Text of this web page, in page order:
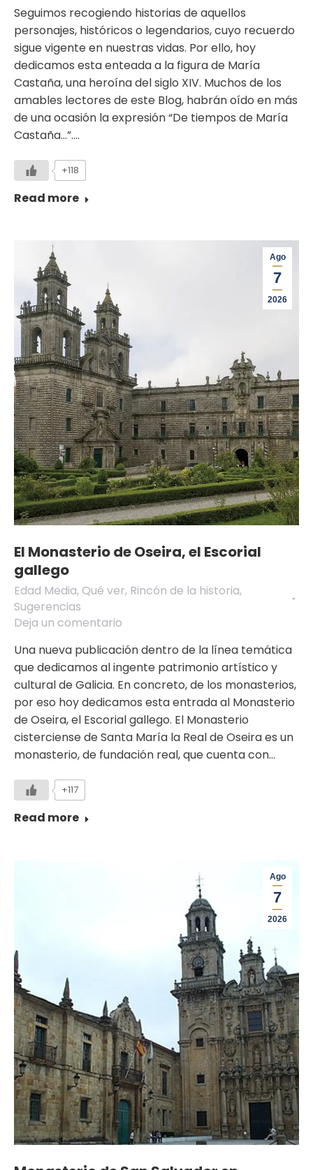
Seguimos recogiendo historias de aquellos
personajes, históricos o legendarios, cuyo recuerdo
sigue vigente en nuestras vidas. Por ello, hoy
dedicamos esta enteada a la figura de María
Castaña, una heroína del siglo XIV. Muchos de los
amables lectores de este Blog, habrán oído en más
de una ocasión la expresión “De tiempos de María
Castaña…”.…
+118
Read more
Ago
7
2026
El Monasterio de Oseira, el Escorial
gallego
Edad Media, Qué ver, Rincón de la historia,
Sugerencias
Deja un comentario
Una nueva publicación dentro de la línea temática
que dedicamos al ingente patrimonio artístico y
cultural de Galicia. En concreto, de los monasterios,
por eso hoy dedicamos esta entrada al Monasterio
de Oseira, el Escorial gallego. El Monasterio
cisterciense de Santa María la Real de Oseira es un
monasterio, de fundación real, que cuenta con…
+117
Read more
Ago
7
2026